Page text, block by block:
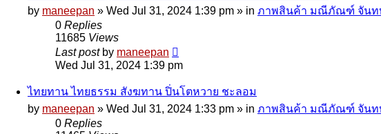
by maneepan » Wed Jul 31, 2024 1:39 pm » in ภาพสินค้า มณีภัณฑ์ จันท
0 Replies
11685 Views
Last post by maneepan
Wed Jul 31, 2024 1:39 pm
ไทยทาน ไทยธรรม สังฆทาน ปิ่นโตหวาย ชะลอม
by maneepan » Wed Jul 31, 2024 1:33 pm » in ภาพสินค้า มณีภัณฑ์ จันท
0 Replies